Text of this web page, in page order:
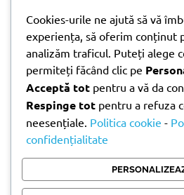
ARTICOLE RECENTE
Parchet laminat sau SPC?
Materiale pentru zidărie –
și când se folosesc
Ghid practic pentru alegerea
pentru fiecare încăpere
Produse indispensabile
întreținere din timpul verii
Cookies-urile ne ajută să vă
experiența, să oferim conținut
analizăm traficul. Puteți alege
permiteți făcând clic pe
Acceptă tot pentru a vă da
Respinge tot pentru a refuza
neesențiale. Politica cookie -
confidențialitate